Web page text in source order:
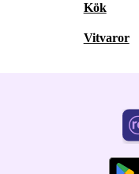
Kök
Vitvaror